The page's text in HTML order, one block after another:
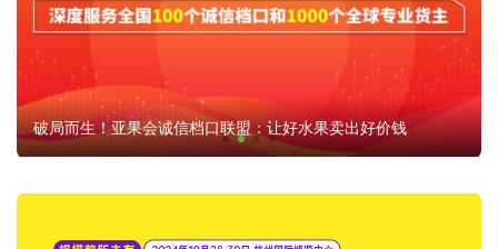
破局而生！亚果会诚信档口联盟：让好水果卖出好价钱